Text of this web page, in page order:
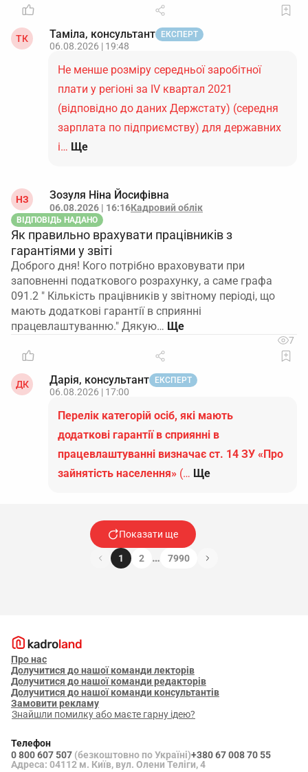
ТК Таміла, консультант ЕКСПЕРТ
06.08.2026 | 19:48
Не менше розміру середньої заробітної
плати у регіоні за IV квартал 2021
(відповідно до даних Держстату) (середня
зарплата по підприємству) для державних
і… Ще
НЗ Зозуля Ніна Йосифівна
06.08.2026 | 16:16Кадровий облік
ВІДПОВІДЬ НАДАНО
Як правильно врахувати працівників з
гарантіями у звіті
Доброго дня! Кого потрібно враховувати при
заповненні податкового розрахунку, а саме графа
091.2 " Кількість працівників у звітному періоді, що
мають додаткові гарантії в сприянні
працевлаштуванню." Дякую…
7
ДК Дарія, консультант ЕКСПЕРТ
06.08.2026 | 17:00
Перелік категорій осіб, які мають
додаткові гарантії в сприянні в
працевлаштуванні визначає ст. 14 ЗУ «Про
зайнятість населення» (… Ще
Показати ще
1 2 … 7990
Про нас
Долучитися до нашої команди лекторів
Долучитися до нашої команди редакторів
Долучитися до нашої команди консультантів
Замовити рекламу
Знайшли помилку або маєте гарну ідею?
Телефон
0 800 607 507 (безкоштовно по Україні)+380 67 008 70 55
Адреса: 04112 м. Київ, вул. Олени Теліги, 4